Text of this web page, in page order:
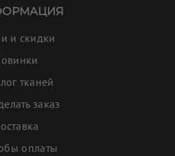
и скидки
тканей
заказ
оплаты